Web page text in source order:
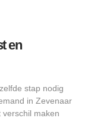
en
stap nodig
in Zevenaar
maken